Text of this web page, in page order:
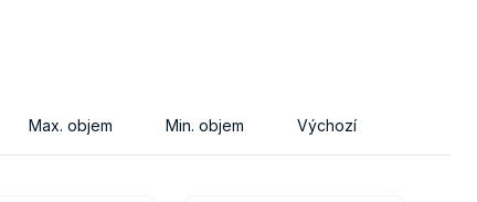
Max. objem Min. objem Výchozí